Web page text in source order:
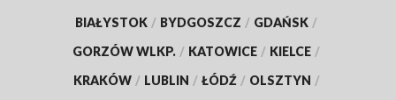
BIAŁYSTOK / BYDGOSZCZ / GDAŃSK /
GORZÓW WLKP. / KATOWICE / KIELCE /
KRAKÓW / LUBLIN / ŁÓDŹ / OLSZTYN /